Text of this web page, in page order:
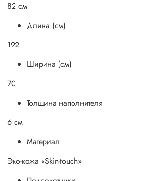
82 см
Длина (см)
192
Ширина (см)
70
Толщина наполнителя
6 см
Материал
Эко-кожа «Skin-touch»